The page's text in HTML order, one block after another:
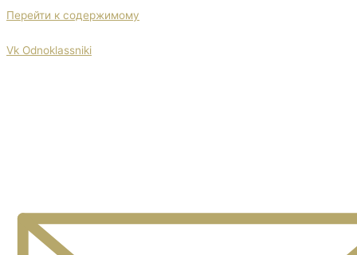
Перейти к содержимому
Vk Odnoklassniki